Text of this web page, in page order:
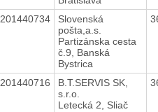
201440734
Slovenská
pošta,a.s.
Partizánska cesta
č.9, Banská
Bystrica
201440716
B.T.SERVIS SK,
s.r.o.
Letecká 2, Sliač